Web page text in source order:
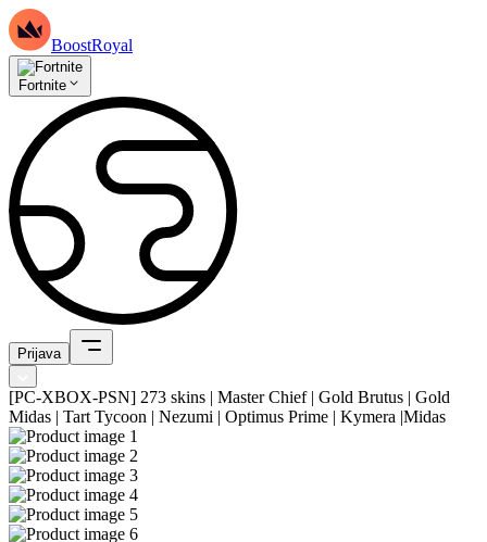
BoostRoyal
Fortnite
Prijava
[PC-XBOX-PSN] 273 skins | Master Chief | Gold Brutus | Gold
Midas | Tart Tycoon | Nezumi | Optimus Prime | Kymera |Midas